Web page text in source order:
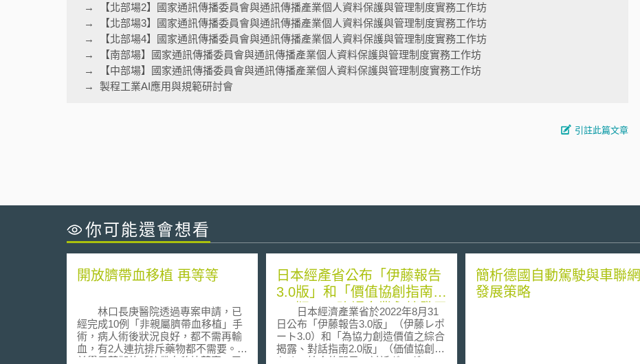
【北部場2】國家通訊傳播委員會與通訊傳播產業個人資料保護與管理制度實務工作坊
【北部場3】國家通訊傳播委員會與通訊傳播產業個人資料保護與管理制度實務工作坊
【北部場4】國家通訊傳播委員會與通訊傳播產業個人資料保護與管理制度實務工作坊
【南部場】國家通訊傳播委員會與通訊傳播產業個人資料保護與管理制度實務工作坊
【中部場】國家通訊傳播委員會與通訊傳播產業個人資料保護與管理制度實務工作坊
製程工業AI應用與規範研討會
引註此篇文章
你可能還會想看
開放臍帶血移植 再等等
林口長庚醫院透過專案申請，已
經完成10例「非親屬臍帶血移植」手
術，病人術後狀況良好，都不需再輸
血，有2人連抗排斥藥物都不需要。目
前學界草擬的「臍帶血移植草案」已
日本經產省公布「伊藤報告
3.0版」和「價值協創指南
2.0版」，強調企業永續發展
重要性
日本經濟產業省於2022年8月31
日公布「伊藤報告3.0版」（伊藤レポ
ート3.0）和「為協力創造價值之綜合
揭露、對話指南2.0版」（価値協創の
ための統合的開示・対話ガイダンス
簡析德國自動駕駛與車聯網
發展策略